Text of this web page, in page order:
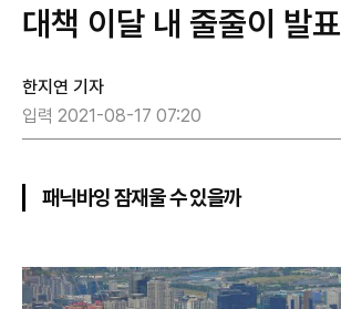
대책 이달 내 줄줄이 발표
한지연 기자
입력 2021-08-17 07:20
패닉바잉 잠재울 수 있을까